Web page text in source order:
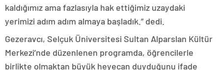
kaldığımız ama fazlasıyla hak ettiğimiz uzaydaki
yerimizi adım adım almaya başladık.” dedi.
Gezeravcı, Selçuk Üniversitesi Sultan Alparslan Kültür
Merkezi’nde düzenlenen programda, öğrencilerle
birlikte olmaktan büyük heyecan duyduğunu ifade